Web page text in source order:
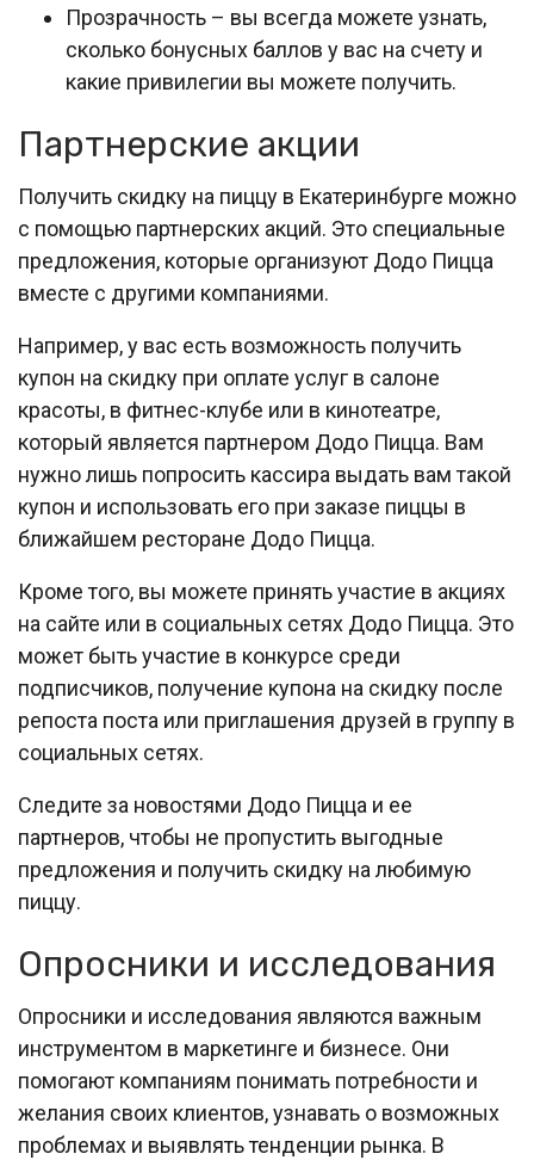
Прозрачность – вы всегда можете узнать,
сколько бонусных баллов у вас на счету и
какие привилегии вы можете получить.
Партнерские акции
Получить скидку на пиццу в Екатеринбурге можно
с помощью партнерских акций. Это специальные
предложения, которые организуют Додо Пицца
вместе с другими компаниями.
Например, у вас есть возможность получить
купон на скидку при оплате услуг в салоне
красоты, в фитнес-клубе или в кинотеатре,
который является партнером Додо Пицца. Вам
нужно лишь попросить кассира выдать вам такой
купон и использовать его при заказе пиццы в
ближайшем ресторане Додо Пицца.
Кроме того, вы можете принять участие в акциях
на сайте или в социальных сетях Додо Пицца. Это
может быть участие в конкурсе среди
подписчиков, получение купона на скидку после
репоста поста или приглашения друзей в группу в
социальных сетях.
Следите за новостями Додо Пицца и ее
партнеров, чтобы не пропустить выгодные
предложения и получить скидку на любимую
пиццу.
Опросники и исследования
Опросники и исследования являются важным
инструментом в маркетинге и бизнесе. Они
помогают компаниям понимать потребности и
желания своих клиентов, узнавать о возможных
проблемах и выявлять тенденции рынка. В